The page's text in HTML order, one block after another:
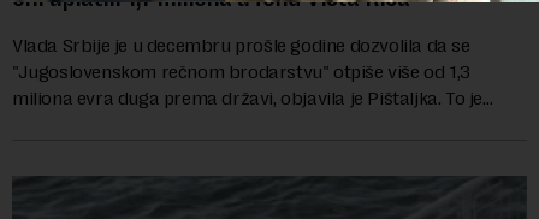
Vlada Srbije je u decembru prošle godine dozvolila da se
"Jugoslovenskom rečnom brodarstvu" otpiše više od 1,3
miliona evra duga prema državi, objavila je Pištaljka. To je